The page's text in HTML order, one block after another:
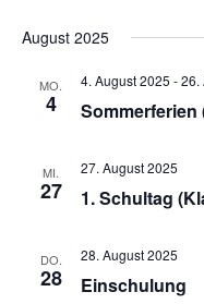
August 2025
MO.
4 Sommerferien
4. August 2025 -26.
MI.
27 1. Schultag
27. August 2025
DO.
28 Einschulung
28. August 2025